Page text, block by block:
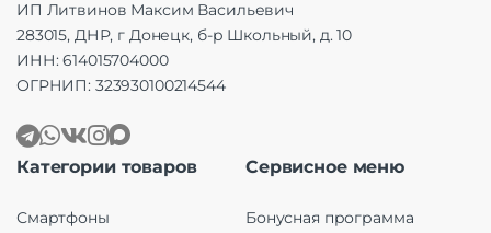
ИП Литвинов Максим Васильевич
283015, ДНР, г Донецк, б-р Школьный, д. 10
ИНН: 614015704000
ОГРНИП: 323930100214544
Категории товаров
Смартфоны
Сервисное меню
Бонусная программа